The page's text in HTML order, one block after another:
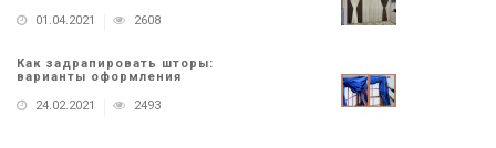
01.04.2021
2608
Как задрапировать шторы:
варианты оформления
24.02.2021
2493